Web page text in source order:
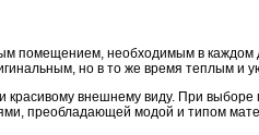
помещением, необходимым в каждом
но в то же время теплым и
внешнему виду. При выборе
преобладающей модой и типом